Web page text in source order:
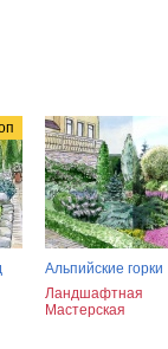
Альпийские горки
Ландшафтная
Мастерская